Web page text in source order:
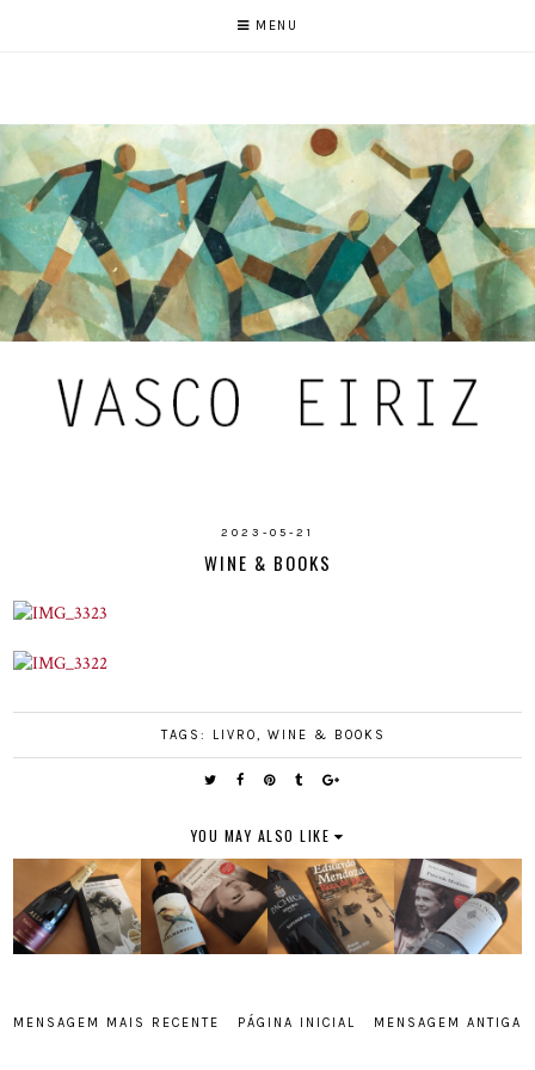
MENU
2023-05-21
WINE & BOOKS
TAGS: LIVRO, WINE & BOOKS
YOU MAY ALSO LIKE
MENSAGEM MAIS RECENTE MENSAGEM ANTIGA
PÁGINA INICIAL